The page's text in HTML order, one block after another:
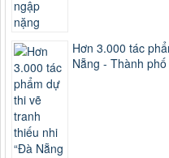
Hơn 3.000 tác
Nẵng - Thành